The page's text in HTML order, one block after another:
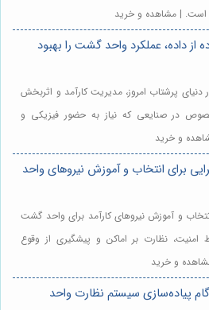
است. | مشاهده و خرید
از داده، عملکرد واحد گشت را بهبود
پرشتاب امروز، مدیریت کارآمد و اثربخش
در صنایعی که نیاز به حضور فیزیکی و
و خرید
برای انتخاب و آموزش نیروهای واحد
و آموزش نیروهای کارآمد برای واحد گشت
نظارت بر اماکن و پیشگیری از وقوع
و خرید
پیاده‌سازی سیستم نظارت واحد